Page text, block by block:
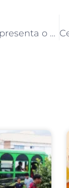
Feira Cultural Vila Rainha apresenta o segmento Nostalgia